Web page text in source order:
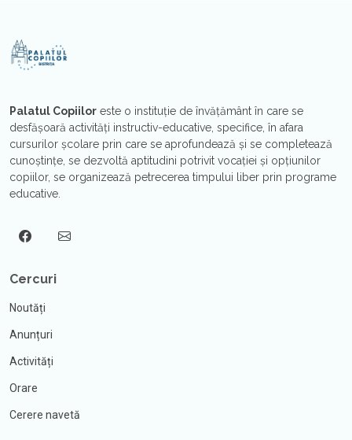
Palatul Copiilor este o instituţie de învăţământ în care se
desfăşoară activităţi instructiv-educative, specifice, în afara
cursurilor şcolare prin care se aprofundează şi se completează
cunoştinţe, se dezvoltă aptitudini potrivit vocaţiei şi opțiunilor
copiilor, se organizează petrecerea timpului liber prin programe
educative.
Cercuri
Noutăți
Anunțuri
Activități
Orare
Cerere navetă